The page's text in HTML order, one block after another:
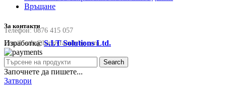
Връщане
За контакти
Телефон:0876 415 057
Email:sale@happyfamilybg.com
Изработка:S.I.T Solutions Ltd.
Search
Започнете да пишете...
Затвори